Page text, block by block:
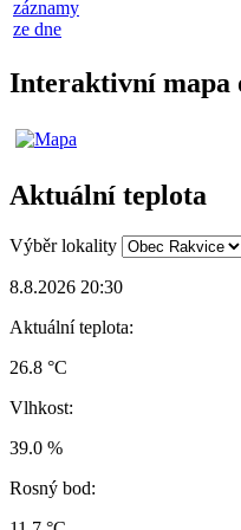
záznamy
ze dne
Interaktivní mapa
Aktuální teplota
Výběr lokality
8.8.2026 20:30
Aktuální teplota:
26.8 °C
Vlhkost:
39.0 %
Rosný bod: